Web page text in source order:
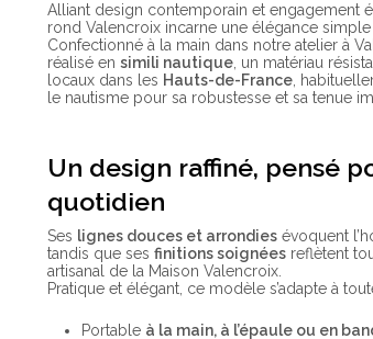
Alliant design contemporain et engagement
rond Valencroix incarne une élégance
Confectionné à la main dans notre atelier à
réalisé ensimili nautique, un matériau
locaux dans les Hauts-de-France,
le nautisme pour sa robustesse et sa tenue
Un design raffiné, pensé
quotidien
Ses lignes douces et arrondies évoquent
tandis que sesfinitions soignées reflètent
artisanal de la Maison Valencroix.
Pratique et élégant, ce modèle s’adapte à
Portable à la main, à l’épaule ou en